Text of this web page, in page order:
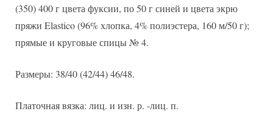
косой
(350) 400 г цвета фуксии, по 50 г синей и цвета экрю
пряжи Elastico (96% хлопка, 4% полиэстера, 160 м/50 г);
прямые и круговые спицы № 4.
Размеры: 38/40 (42/44) 46/48.
Платочная вязка: лиц. и изн. р. -лиц. п.